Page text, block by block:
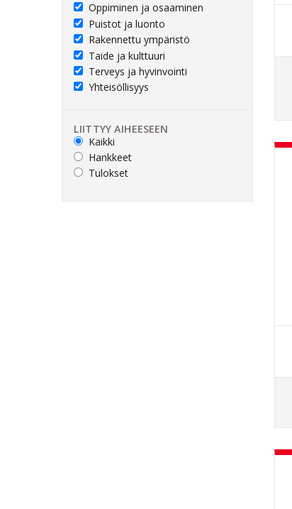
Oppiminen ja osaaminen
Puistot ja luonto
Rakennettu ympäristö
Taide ja kulttuuri
Terveys ja hyvinvointi
Yhteisöllisyys
LIITTYY AIHEESEEN
Kaikki
Hankkeet
Tulokset